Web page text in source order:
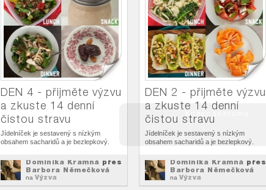
DEN 4 - přijměte výzvu
a zkuste 14 denní
čistou stravu
Jídelníček je sestavený s nízkým
obsahem sacharidů a je bezlepkový.
Dominika Kramná přes
Barbora Němečková
na Výzva
DEN 2 - přijměte výzvu
a zkuste 14 denní
čistou stravu
Jídelníček je sestavený s nízkým
obsahem sacharidů a je bezlepkový.
Dominika Kramná přes
Barbora Němečková
na Výzva